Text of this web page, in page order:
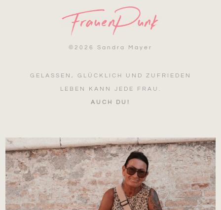
© 2026 Sandra Mayer
GELASSEN, GLÜCKLICH UND ZUFRIEDEN
LEBEN KANN JEDE FRAU.
AUCH DU!